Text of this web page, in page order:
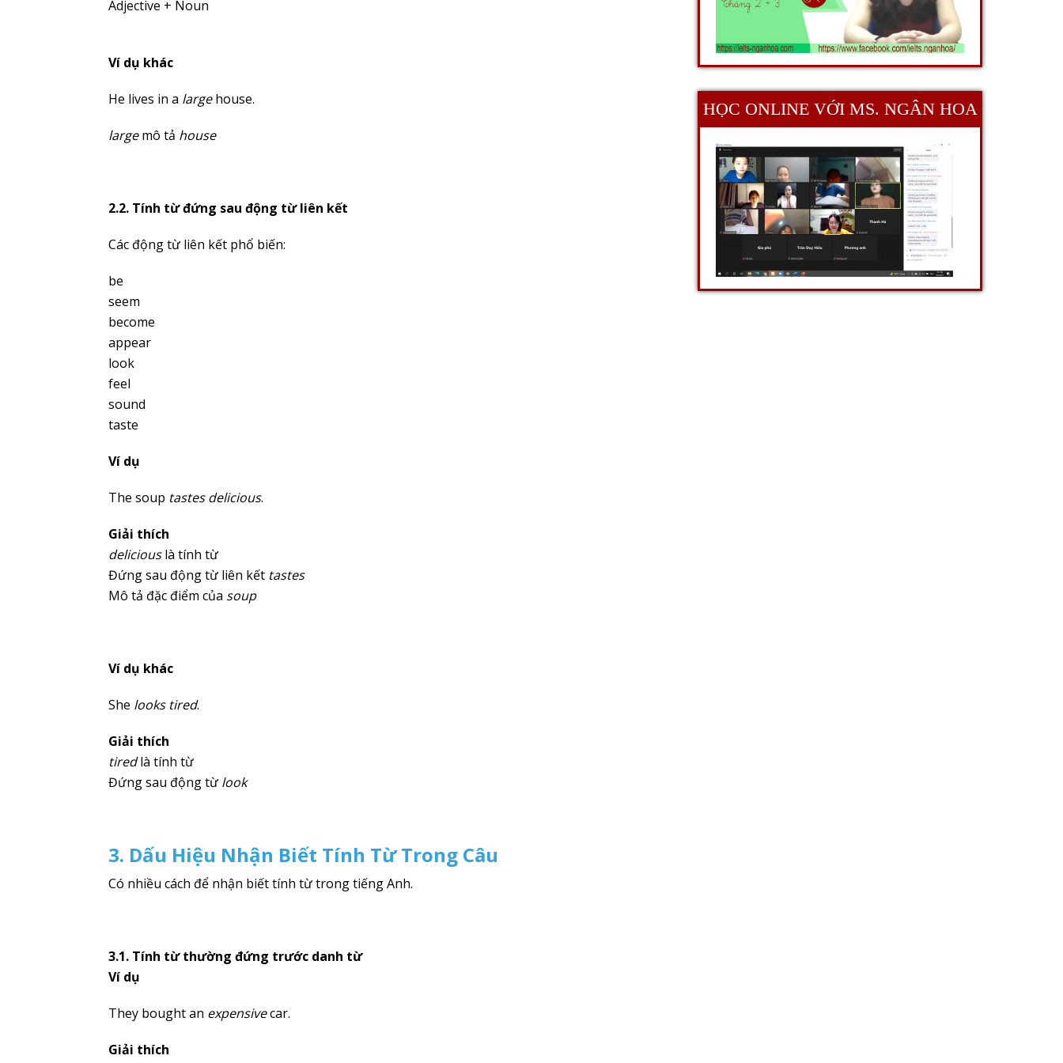
Adjective + Noun
Ví dụ khác
He lives in a largehouse.
largemô tả house
2.2. Tính từ đứng sau động từ liên kết
Các động từ liên kết phổ biến:
be
seem
become
appear
look
feel
sound
taste
Ví dụ
The soup tastes delicious.
Giải thích
deliciouslà tính từ
Đứng sau động từ liên kết tastes
Mô tả đặc điểm của soup
Ví dụ khác
She looks tired.
Giải thích
tiredlà tính từ
Đứng sau động từ look
3. Dấu Hiệu Nhận Biết Tính Từ Trong Câu
Có nhiều cách để nhận biết tính từ trong tiếng Anh.
3.1. Tính từ thường đứng trước danh từ
Ví dụ
They bought an expensivecar.
Giải thích
HỌC ONLINE VỚI MS. NGÂN HOA